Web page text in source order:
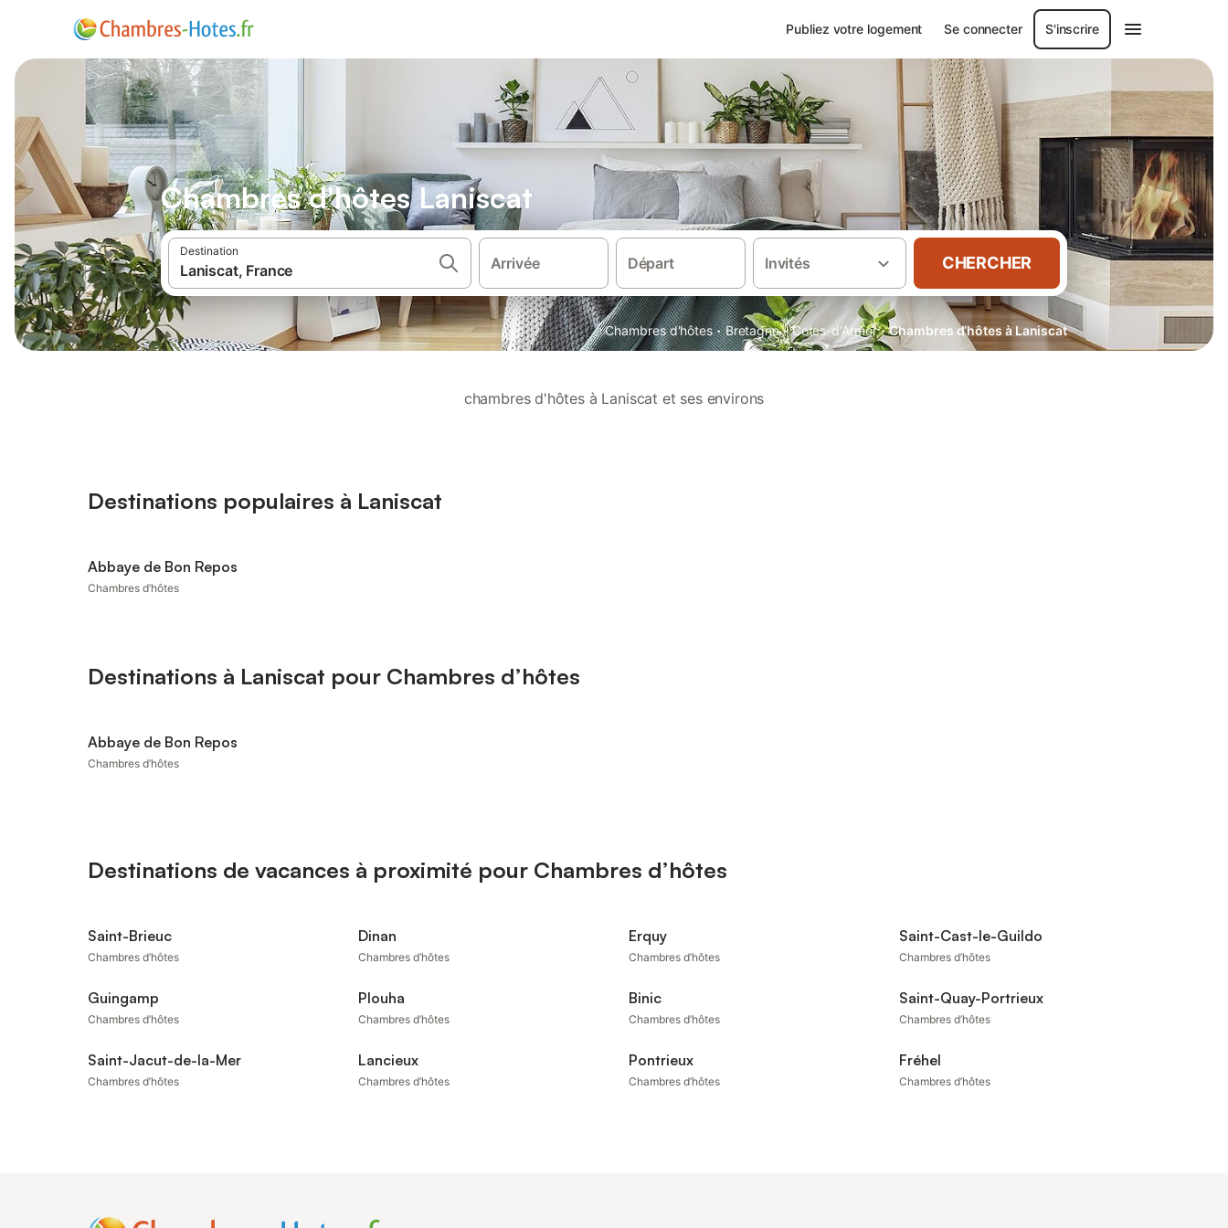
Publiez votre logement Se connecter S'inscrire
Chambres d'hôtes Laniscat
Destination
Arrivée Départ Invités CHERCHER
Chambres d'hôtes · Bretagne · Cotes-d'Armor · Chambres d’hôtes à Laniscat
chambres d'hôtes à Laniscat et ses environs
Destinations populaires à Laniscat
Abbaye de Bon Repos
Chambres d’hôtes
Destinations à Laniscat pour Chambres d’hôtes
Abbaye de Bon Repos
Chambres d’hôtes
Destinations de vacances à proximité pour Chambres d’hôtes
Saint-Brieuc
Chambres d’hôtes
Dinan
Chambres d’hôtes
Erquy
Chambres d’hôtes
Saint-Cast-le-Guildo
Chambres d’hôtes
Guingamp
Chambres d’hôtes
Plouha
Chambres d’hôtes
Binic
Chambres d’hôtes
Saint-Quay-Portrieux
Chambres d’hôtes
Saint-Jacut-de-la-Mer
Chambres d’hôtes
Lancieux
Chambres d’hôtes
Pontrieux
Chambres d’hôtes
Fréhel
Chambres d’hôtes